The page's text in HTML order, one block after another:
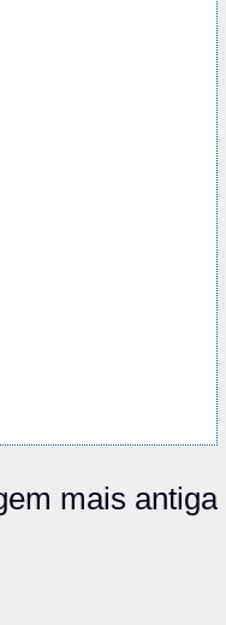
mais antiga